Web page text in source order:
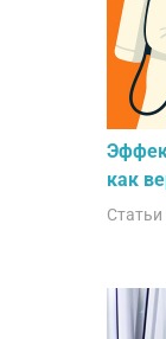
как
Статьи